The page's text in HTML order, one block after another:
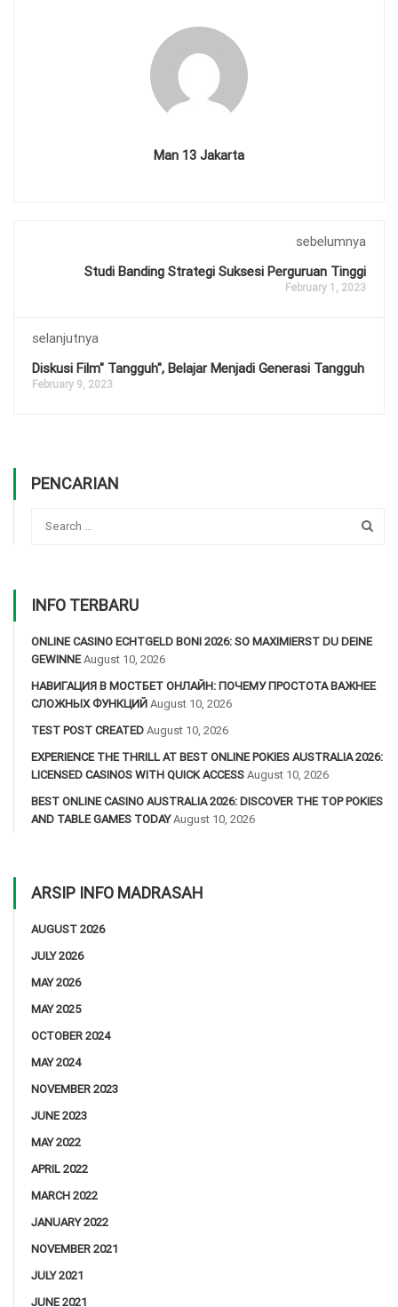
Man 13 Jakarta
sebelumnya
Studi Banding Strategi Suksesi Perguruan Tinggi
February 1, 2023
selanjutnya
Diskusi Film" Tangguh", Belajar Menjadi Generasi Tangguh
February 9, 2023
PENCARIAN
INFO TERBARU
ONLINE CASINO ECHTGELD BONI 2026: SO MAXIMIERST DU DEINE
GEWINNE August 10, 2026
НАВИГАЦИЯ В МОСТБЕТ ОНЛАЙН: ПОЧЕМУ ПРОСТОТА ВАЖНЕЕ
СЛОЖНЫХ ФУНКЦИЙ August 10, 2026
TEST POST CREATED August 10, 2026
EXPERIENCE THE THRILL AT BEST ONLINE POKIES AUSTRALIA 2026:
LICENSED CASINOS WITH QUICK ACCESS August 10, 2026
BEST ONLINE CASINO AUSTRALIA 2026: DISCOVER THE TOP POKIES
AND TABLE GAMES TODAY August 10, 2026
ARSIP INFO MADRASAH
AUGUST 2026
JULY 2026
MAY 2026
MAY 2025
OCTOBER 2024
MAY 2024
NOVEMBER 2023
JUNE 2023
MAY 2022
APRIL 2022
MARCH 2022
JANUARY 2022
NOVEMBER 2021
JULY 2021
JUNE 2021